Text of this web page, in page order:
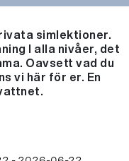
simlektioner.
I alla nivåer, det
Oavsett vad du
vi här för er. En